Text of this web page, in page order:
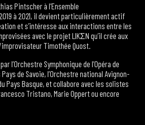
Pintscher à l’Ensemble
à 2021, il devient particulièrement actif
et s’intéresse aux interactions entre les
avec le projet LIKΣN qu’il crée aux
Timothée Quost.
l’Orchestre Symphonique de l’Opéra de
de Savoie, l’Orchestre national Avignon-
Pays Basque, et collabore avec les solistes
Tristano, Marie Oppert ou encore